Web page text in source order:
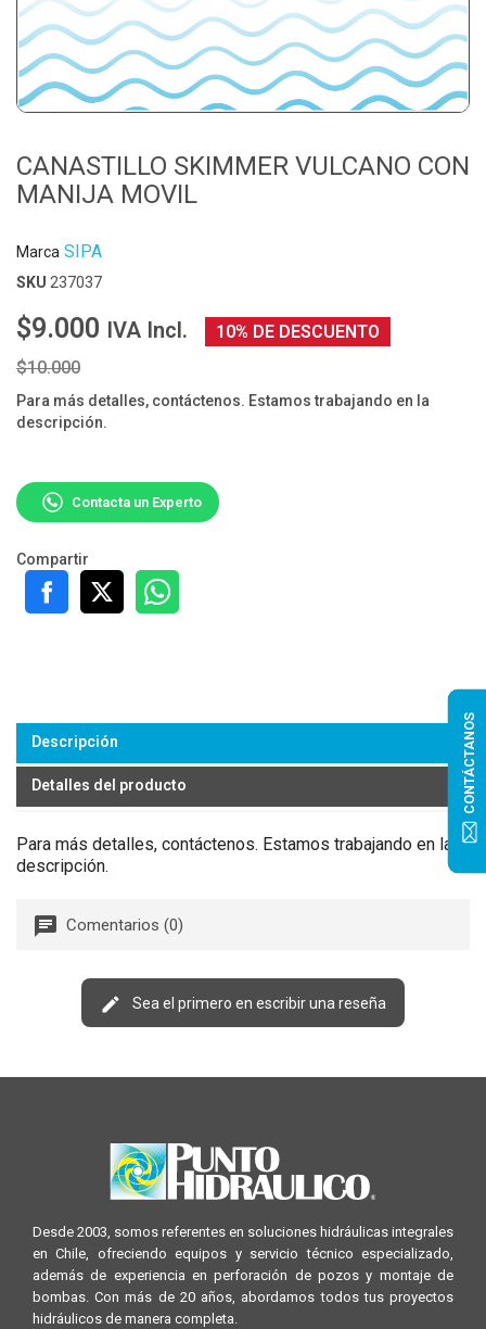
CANASTILLO SKIMMER VULCANO CON
MANIJA MOVIL
Marca SIPA
SKU 237037
$9.000 IVA Incl.
10% DE DESCUENTO
$10.000
Para más detalles, contáctenos. Estamos trabajando en la
descripción.
Contacta un Experto
Compartir
Descripción
Detalles del producto
Para más detalles, contáctenos. Estamos trabajando en la
descripción.
Comentarios (0)
Sea el primero en escribir una reseña
Desde 2003, somos referentes en soluciones hidráulicas integrales
en Chile, ofreciendo equipos y servicio técnico especializado,
además de experiencia en perforación de pozos y montaje de
bombas. Con más de 20 años, abordamos todos tus proyectos
hidráulicos de manera completa.
CONTÁCTANOS